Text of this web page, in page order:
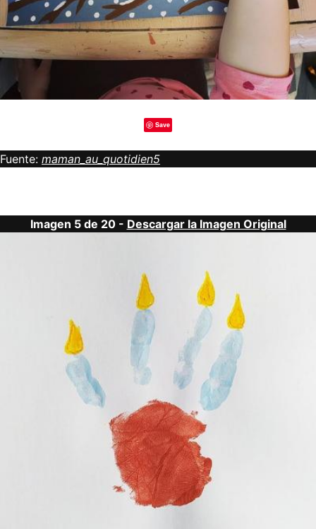
Save
Fuente: maman_au_quotidien5
Imagen 5 de 20 - Descargar la Imagen Original